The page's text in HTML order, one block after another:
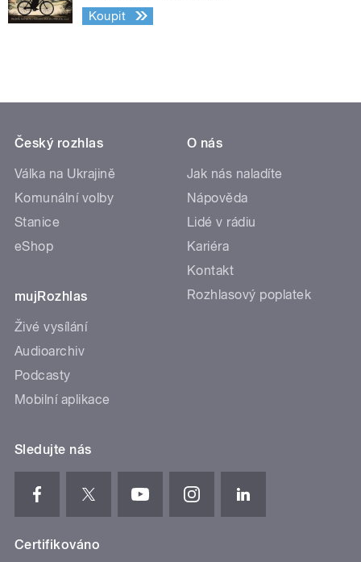
Koupit
Český rozhlas
Válka na Ukrajině
Komunální volby
Stanice
eShop
mujRozhlas
Živé vysílání
Audioarchiv
Podcasty
Mobilní aplikace
O nás
Jak nás naladíte
Nápověda
Lidé v rádiu
Kariéra
Kontakt
Rozhlasový poplatek
Sledujte nás
Certifikováno